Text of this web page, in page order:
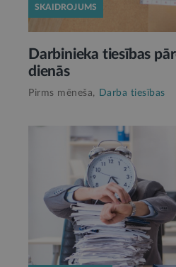
SKAIDROJUMS
Darbinieka tiesības
dienās
Pirms mēneša, Darba tiesības